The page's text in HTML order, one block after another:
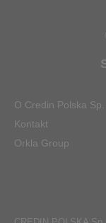
O Credin Polska Sp.
Kontakt
Orkla Group